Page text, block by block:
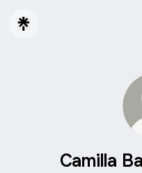
Camilla